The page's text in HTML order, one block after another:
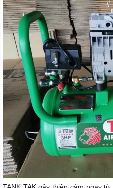
TANK TAK gây thiện cảm ngay